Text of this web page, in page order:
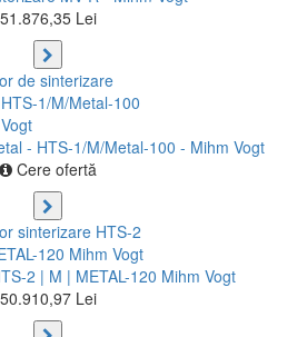
51.876,35 Lei
- HTS-1/M/Metal-100 - Mihm Vogt
Cere ofertă
2 | M | METAL-120 Mihm Vogt
50.910,97 Lei